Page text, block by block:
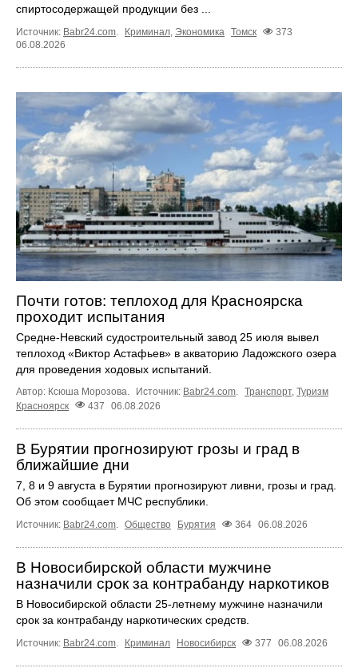
спиртосодержащей продукции без ...
Источник: Babr24.com Криминал Экономика Томск
373
06.08.2026
Почти готов: теплоход для Красноярска
проходит испытания
Средне-Невский судостроительный завод 25 июля вывел
теплоход «Виктор Астафьев» в акваторию Ладожского озера
для проведения ходовых испытаний.
Автор: Ксюша Морозова. Источник: Babr24.com. Транспорт, Туризм
Красноярск
437 06.08.2026
В Бурятии прогнозируют грозы и град в
ближайшие дни
7, 8 и 9 августа в Бурятии прогнозируют ливни, грозы и град.
Об этом сообщает МЧС республики.
Источник: Babr24.com Общество Бурятия 364 06.08.2026
В Новосибирской области мужчине
назначили срок за контрабанду наркотиков
В Новосибирской области 25-летнему мужчине назначили
срок за контрабанду наркотических средств.
Источник: Babr24.com Криминал Новосибирск 377 06.08.2026